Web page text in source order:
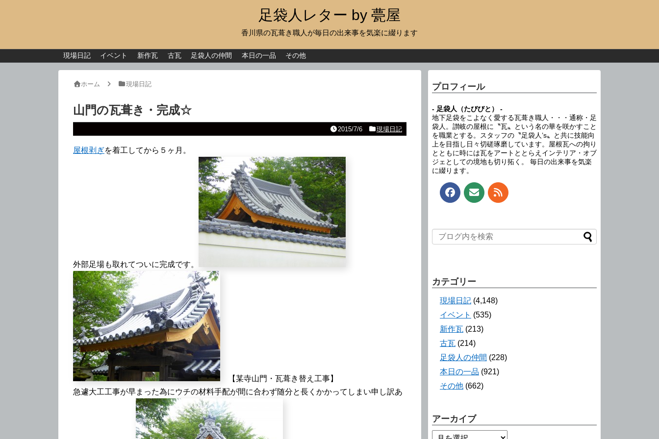
足袋人レター by 甍屋
香川県の瓦葺き職人が毎日の出来事を気楽に綴ります
現場日記 イベント 新作瓦 古瓦 足袋人の仲間 本日の一品 その他
ホーム 現場日記
山門の瓦葺き・完成☆
2015/7/6 現場日記
屋根剥ぎを着工してから５ヶ月。
外部足場も取れてついに完成です。
【某寺山門・瓦葺き替え工事】
急遽大工工事が早まった為にウチの材料手配が間に合わず随分と長くかかってしまい申し訳あ
プロフィール
- 足袋人（たびびと） -
地下足袋をこよなく愛する瓦葺き職人・・・通称・足
袋人。讃岐の屋根に〝瓦〟という名の華を咲かすこと
を職業とする。スタッフの〝足袋人’s〟と共に技能向
上を目指し日々切磋琢磨しています。屋根瓦への拘り
とともに時には瓦をアートととらえインテリア・オブ
ジェとしての境地も切り拓く。 毎日の出来事を気楽
に綴ります。
カテゴリー
現場日記 (4,148)
イベント (535)
新作瓦 (213)
古瓦 (214)
足袋人の仲間 (228)
本日の一品 (921)
その他 (662)
アーカイブ
現場日記
イベント
本日の一品
その他